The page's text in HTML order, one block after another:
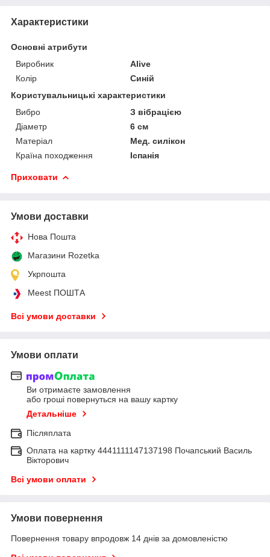
Характеристики
Основні атрибути
Виробник
Alive
Колір
Синій
Користувальницькі характеристики
Вибро
З вібрацією
Діаметр
6 см
Матеріал
Мед. силікон
Країна походження
Іспанія
Приховати
Умови доставки
Нова Пошта
Магазини Rozetka
Укрпошта
Meest ПОШТА
Всі умови доставки
Умови оплати
Ви отримаєте замовлення
або гроші повернуться на вашу картку
Детальніше
Післяплата
Оплата на картку 4441111147137198 Почапський Василь
Вікторович
Всі умови оплати
Умови повернення
Повернення товару впродовж 14 днів за домовленістю